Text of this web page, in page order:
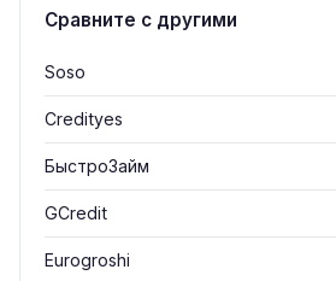
Сравните с другими
Soso
Credityes
БыстроЗайм
GCredit
Eurogroshi